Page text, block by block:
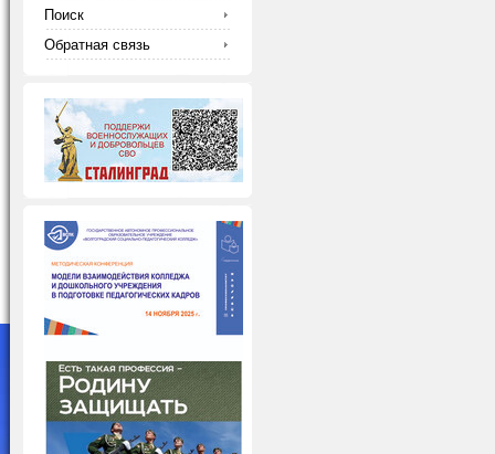
Поиск
Обратная связь